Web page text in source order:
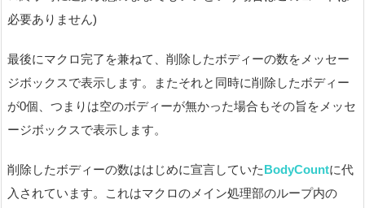
必要ありません)
最後にマクロ完了を兼ねて、削除したボディーの数をメッセー
ジボックスで表示します。またそれと同時に削除したボディー
が0個、つまりは空のボディーが無かった場合もその旨をメッセ
ージボックスで表示します。
削除したボディーの数ははじめに宣言していたBodyCountに代
入されています。これはマクロのメイン処理部のループ内の